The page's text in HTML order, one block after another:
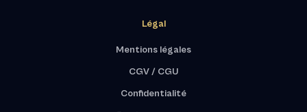
Légal
Mentions légales
CGV / CGU
Confidentialité